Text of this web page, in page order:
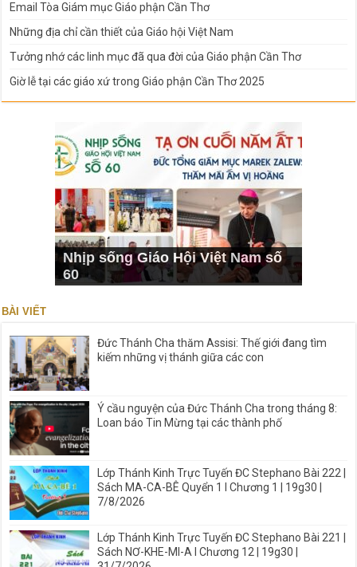
Email Tòa Giám mục Giáo phận Cần Thơ
Những địa chỉ cần thiết của Giáo hội Việt Nam
Tưởng nhớ các linh mục đã qua đời của Giáo phận Cần Thơ
Giờ lễ tại các giáo xứ trong Giáo phận Cần Thơ 2025
Nhịp sống Giáo Hội Việt Nam số
60
BÀI VIẾT
Đức Thánh Cha thăm Assisi: Thế giới đang tìm
kiếm những vị thánh giữa các con
Ý cầu nguyện của Đức Thánh Cha trong tháng 8:
Loan báo Tin Mừng tại các thành phố
Lớp Thánh Kinh Trực Tuyến ĐC Stephano Bài 222 |
Sách MA-CA-BÊ Quyển 1 I Chương 1 | 19g30 |
7/8/2026
Lớp Thánh Kinh Trực Tuyến ĐC Stephano Bài 221 |
Sách NƠ-KHE-MI-A I Chương 12 | 19g30 |